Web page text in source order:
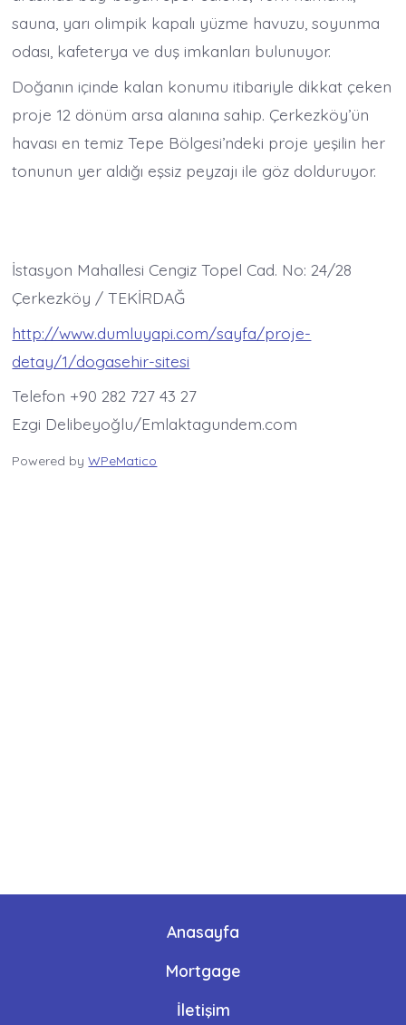
sauna, yarı olimpik kapalı yüzme havuzu, soyunma
odası, kafeterya ve duş imkanları bulunuyor.
Doğanın içinde kalan konumu itibariyle dikkat çeken
proje 12 dönüm arsa alanına sahip. Çerkezköy’ün
havası en temiz Tepe Bölgesi’ndeki proje yeşilin her
tonunun yer aldığı eşsiz peyzajı ile göz dolduruyor.
İstasyon Mahallesi Cengiz Topel Cad. No: 24/28
Çerkezköy / TEKİRDAĞ
http://www.dumluyapi.com/sayfa/proje-
detay/1/dogasehir-sitesi
Telefon +90 282 727 43 27
Ezgi Delibeyoğlu/Emlaktagundem.com
Powered byWPeMatico
Anasayfa
Mortgage
İletişim